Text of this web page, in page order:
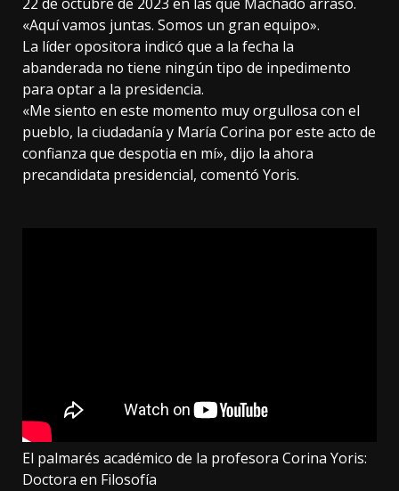
22 de octubre de 2023 en las que Machado arrasó.
«Aquí vamos juntas. Somos un gran equipo».
La líder opositora indicó que a la fecha la
abanderada no tiene ningún tipo de inpedimento
para optar a la presidencia.
«Me siento en este momento muy orgullosa con el
pueblo, la ciudadanía y María Corina por este acto de
confianza que despotia en mí», dijo la ahora
precandidata presidencial, comentó Yoris.
El palmarés académico de la profesora Corina Yoris:
Doctora en Filosofía